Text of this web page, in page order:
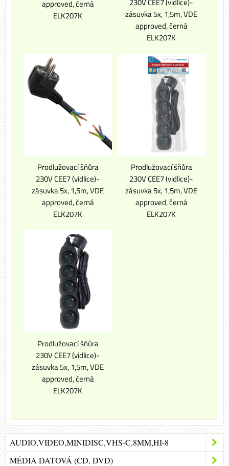
approved, černá
ELK207K
zásuvka 5x, 1,5m, VDE
approved, černá
ELK207K
Prodlužovací šňůra
230V CEE7 (vidlice)-
zásuvka 5x, 1,5m, VDE
approved, černá
ELK207K
Prodlužovací šňůra
230V CEE7 (vidlice)-
zásuvka 5x, 1,5m, VDE
approved, černá
ELK207K
Prodlužovací šňůra
230V CEE7 (vidlice)-
zásuvka 5x, 1,5m, VDE
approved, černá
ELK207K
AUDIO,VIDEO,MINIDISC,VHS-C,8MM,HI-8
MÉDIA DATOVÁ (CD, DVD)